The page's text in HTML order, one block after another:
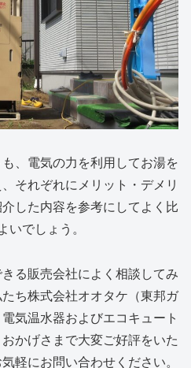
、電気の力を利用してお湯を
それぞれにメリット・デメリ
した内容を参考にしてよく比
いでしょう。
る販売会社によく相談してみ
ち株式会社オオタケ（東邦ガ
気温水器およびエコキュート
かげさまで大変ご好評をいた
軽にお問い合わせください。